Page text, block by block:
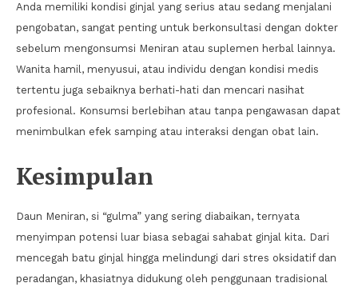
Anda memiliki kondisi ginjal yang serius atau sedang menjalani
pengobatan, sangat penting untuk berkonsultasi dengan dokter
sebelum mengonsumsi Meniran atau suplemen herbal lainnya.
Wanita hamil, menyusui, atau individu dengan kondisi medis
tertentu juga sebaiknya berhati-hati dan mencari nasihat
profesional. Konsumsi berlebihan atau tanpa pengawasan dapat
menimbulkan efek samping atau interaksi dengan obat lain.
Kesimpulan
Daun Meniran, si “gulma” yang sering diabaikan, ternyata
menyimpan potensi luar biasa sebagai sahabat ginjal kita. Dari
mencegah batu ginjal hingga melindungi dari stres oksidatif dan
peradangan, khasiatnya didukung oleh penggunaan tradisional